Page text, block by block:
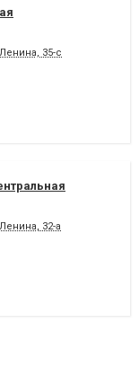
35-с
32-а